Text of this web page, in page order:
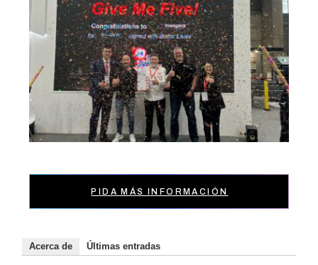
PIDA MÁS INFORMACIÓN
Acerca de Últimas entradas